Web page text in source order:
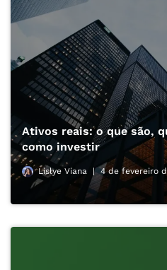
Ativos reais: o que são,
como investir
Lislye Viana 4 de fevereiro